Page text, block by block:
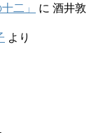
二」
に 酒井敦
より